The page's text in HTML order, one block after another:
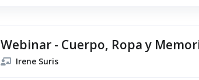
Webinar - Cuerpo, Ropa y
Irene Suris